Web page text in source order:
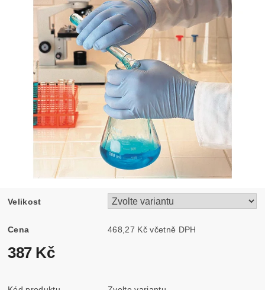
Velikost
Cena 468,27 Kč včetně DPH
387 Kč